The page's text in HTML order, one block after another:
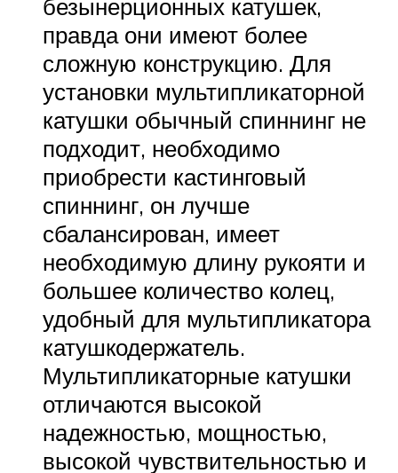
безынерционных катушек,
правда они имеют более
сложную конструкцию. Для
установки мультипликаторной
катушки обычный спиннинг не
подходит, необходимо
приобрести кастинговый
спиннинг, он лучше
сбалансирован, имеет
необходимую длину рукояти и
большее количество колец,
удобный для мультипликатора
катушкодержатель.
Мультипликаторные катушки
отличаются высокой
надежностью, мощностью,
высокой чувствительностью и